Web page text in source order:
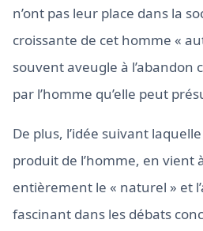
n’ont pas leur place dans la
croissante de cet homme «
souvent aveugle à l’abandon
par l’homme qu’elle peut
De plus, l’idée suivant
produit de l’homme, en vient
entièrement le « naturel » et
fascinant dans les débats